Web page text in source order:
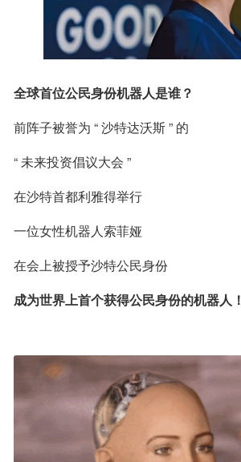
全球首位公民身份机器人是谁？
前阵子被誉为 “ 沙特达沃斯 ” 的
“ 未来投资倡议大会 ”
在沙特首都利雅得举行
一位女性机器人索菲娅
在会上被授予沙特公民身份
成为世界上首个获得公民身份的机器人！